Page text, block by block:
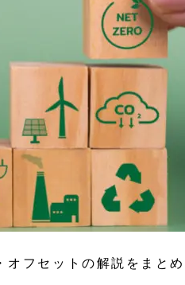
フセットの解説をまとめ